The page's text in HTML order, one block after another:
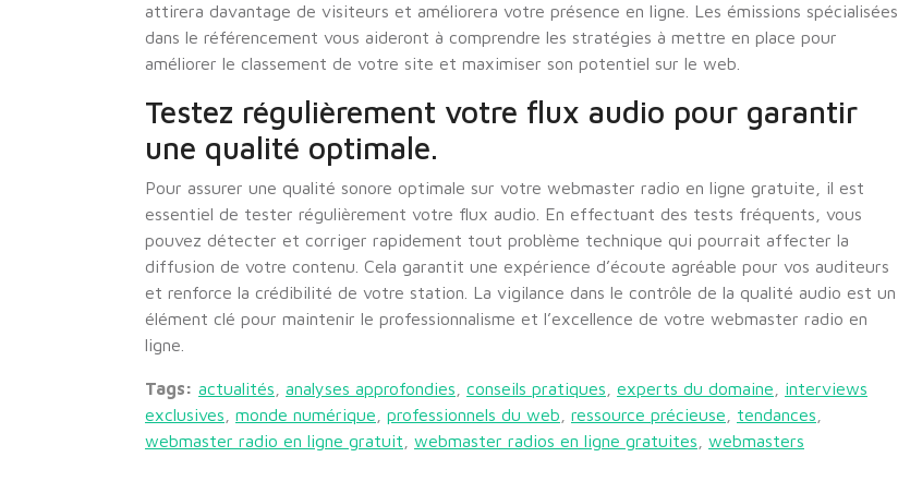
attirera davantage de visiteurs et améliorera votre présence en ligne. Les émissions spécialisées
dans le référencement vous aideront à comprendre les stratégies à mettre en place pour
améliorer le classement de votre site et maximiser son potentiel sur le web.
Testez régulièrement votre flux audio pour garantir
une qualité optimale.
Pour assurer une qualité sonore optimale sur votre webmaster radio en ligne gratuite, il est
essentiel de tester régulièrement votre flux audio. En effectuant des tests fréquents, vous
pouvez détecter et corriger rapidement tout problème technique qui pourrait affecter la
diffusion de votre contenu. Cela garantit une expérience d’écoute agréable pour vos auditeurs
et renforce la crédibilité de votre station. La vigilance dans le contrôle de la qualité audio est un
élément clé pour maintenir le professionnalisme et l’excellence de votre webmaster radio en
ligne.
Tags: actualités analyses approfondies conseils pratiques experts du domaine
interviews
exclusives
monde numérique professionnels du web ressource précieuse tendances
webmaster radio en ligne gratuit
webmaster radios en ligne gratuites webmasters